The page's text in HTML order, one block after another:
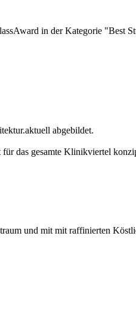
in der Kategorie "Best
abgebildet.
das gesamte Klinikviertel
und mit mit raffinierten